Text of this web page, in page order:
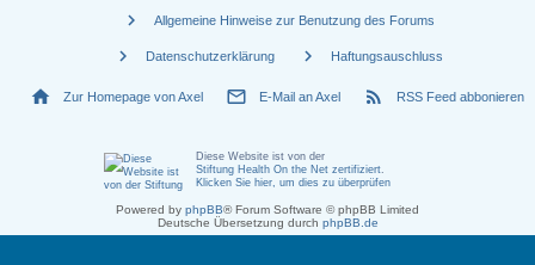
chevron_right Allgemeine Hinweise zur Benutzung des Forums
chevron_right Datenschutzerklärung chevron_right Haftungsauschluss
home Zur Homepage von Axel mail_outline E-Mail an Axel rss_feed RSS Feed abbonieren
Diese Website ist von der
Stiftung Health On the Net zertifiziert.
Klicken Sie hier, um dies zu überprüfen
Powered by phpBB® Forum Software © phpBB Limited
Deutsche Übersetzung durch phpBB.de